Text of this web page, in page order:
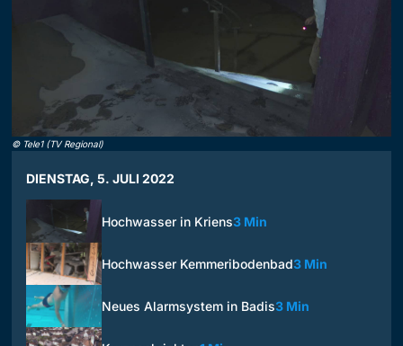
© Tele1 (TV Regional)
DIENSTAG, 5. JULI 2022
Hochwasser in Kriens3 Min
Hochwasser Kemmeribodenbad3 Min
Neues Alarmsystem in Badis3 Min